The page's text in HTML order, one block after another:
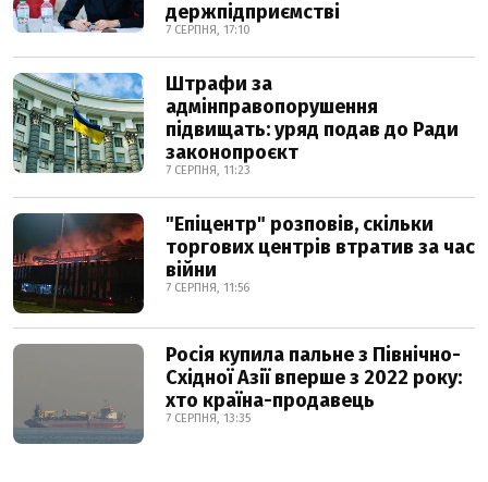
держпідприємстві
7 СЕРПНЯ, 17:10
Штрафи за
адмінправопорушення
підвищать: уряд подав до Ради
законопроєкт
7 СЕРПНЯ, 11:23
"Епіцентр" розповів, скільки
торгових центрів втратив за час
війни
7 СЕРПНЯ, 11:56
Росія купила пальне з Північно-
Східної Азії вперше з 2022 року:
хто країна-продавець
7 СЕРПНЯ, 13:35